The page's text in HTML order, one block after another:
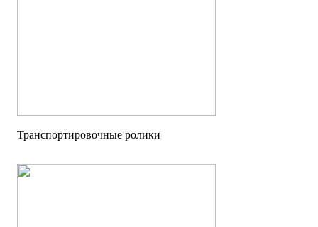
Транcпортировочные ролики